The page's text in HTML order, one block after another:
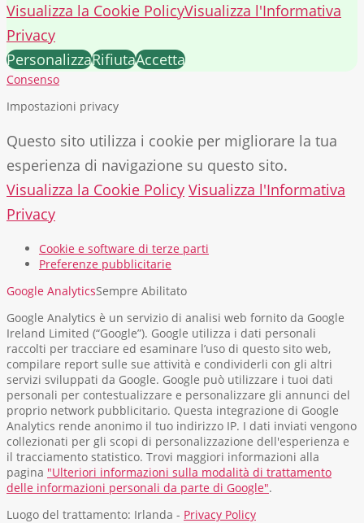
Visualizza la Cookie PolicyVisualizza l'Informativa
Privacy
PersonalizzaRifiutaAccetta
Consenso
Impostazioni privacy
Questo sito utilizza i cookie per migliorare la tua
esperienza di navigazione su questo sito.
Visualizza la Cookie Policy Visualizza l'Informativa
Privacy
Cookie e software di terze parti
Preferenze pubblicitarie
Google AnalyticsSempre Abilitato
Google Analytics è un servizio di analisi web fornito da Google
Ireland Limited (“Google”). Google utilizza i dati personali
raccolti per tracciare ed esaminare l’uso di questo sito web,
compilare report sulle sue attività e condividerli con gli altri
servizi sviluppati da Google. Google può utilizzare i tuoi dati
personali per contestualizzare e personalizzare gli annunci del
proprio network pubblicitario. Questa integrazione di Google
Analytics rende anonimo il tuo indirizzo IP. I dati inviati vengono
collezionati per gli scopi di personalizzazione dell'esperienza e
il tracciamento statistico. Trovi maggiori informazioni alla
pagina "Ulteriori informazioni sulla modalità di trattamento
delle informazioni personali da parte di Google".
Luogo del trattamento: Irlanda - Privacy Policy